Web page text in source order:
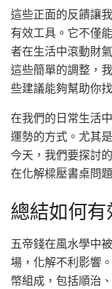
這些正面的反饋讓
有效工具。它不僅
者在生活中滾動財
這些簡單的調整，
些建議能夠幫助你
在我們的日常生活
運勢的方式。尤其
今天，我們要探討
在化解樑壓書桌問
總結如何
五帝錢在風水學中
場，化解不利影響
幣組成，包括順治